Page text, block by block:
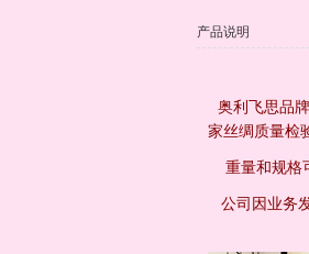
产品说明
奥利飞思品
家丝绸质量检
重量和规格
公司因业务